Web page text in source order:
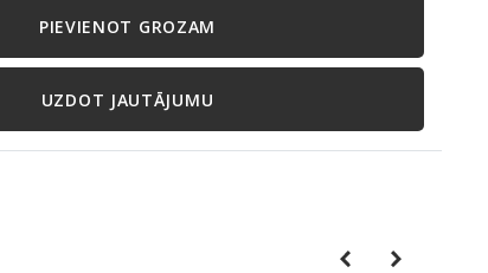
PIEVIENOT GROZAM
UZDOT JAUTĀJUMU
PreviousNext